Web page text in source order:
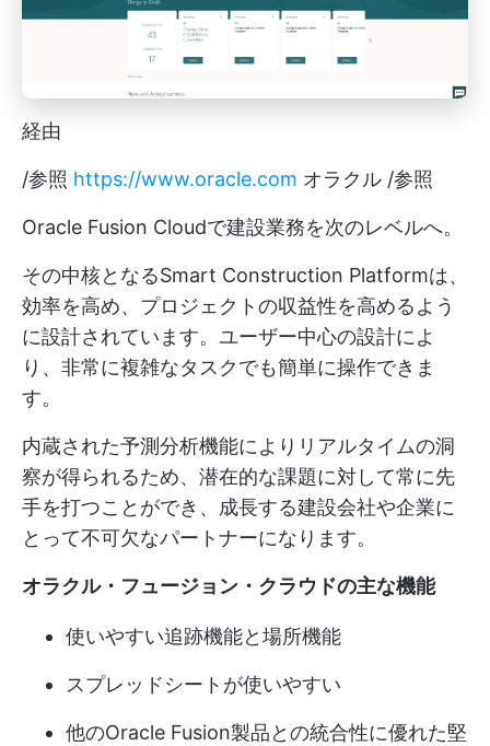
経由
/参照 https://www.oracle.com オラクル /参照
Oracle Fusion Cloudで建設業務を次のレベルへ。
その中核となるSmart Construction Platformは、
効率を高め、プロジェクトの収益性を高めるよう
に設計されています。ユーザー中心の設計によ
り、非常に複雑なタスクでも簡単に操作できま
す。
内蔵された予測分析機能によりリアルタイムの洞
察が得られるため、潜在的な課題に対して常に先
手を打つことができ、成長する建設会社や企業に
とって不可欠なパートナーになります。
オラクル・フュージョン・クラウドの主な機能
使いやすい追跡機能と場所機能
スプレッドシートが使いやすい
他のOracle Fusion製品との統合性に優れた堅